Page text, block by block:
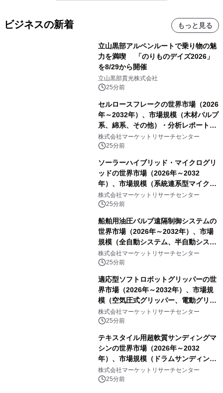
ビジネスの新着 もっと見る
立山黒部アルペンルートで乗り物の魅
力を満喫 「のりものデイズ2026」
を8/29から開催
立山黒部貫光株式会社
25分前
セルロースフレークの世界市場（2026
年～2032年）、市場規模（木材パルプ
系、綿系、その他）・分析レポートを
発表
株式会社マーケットリサーチセンター
25分前
ソーラーハイブリッド・マイクログリ
ッドの世界市場（2026年～2032
年）、市場規模（系統連系型マイクロ
グリッド、独立型マイクログリッ
ド）・分析レポートを発表
株式会社マーケットリサーチセンター
25分前
船舶用油圧バルブ遠隔制御システムの
世界市場（2026年～2032年）、市場
規模（全自動システム、半自動システ
ム）・分析レポートを発表
株式会社マーケットリサーチセンター
25分前
適応型ソフトロボットグリッパーの世
界市場（2026年～2032年）、市場規
模（空気圧式グリッパー、電動グリッ
パー）・分析レポートを発表
株式会社マーケットリサーチセンター
25分前
テキスタイル用超軟質サンディングマ
シンの世界市場（2026年～2032
年）、市場規模（ドラムサンディング
マシン、ジェットサンディングマシ
ン、ローラーサンディングマシン、そ
株式会社マーケットリサーチセンター
25分前